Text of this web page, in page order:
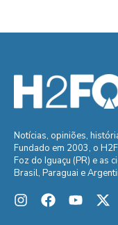
Notícias, opiniões,
Fundado em 2003, o
Foz do Iguaçu (PR) e as
Brasil, Paraguai e